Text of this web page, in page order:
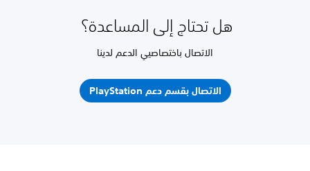
هل تحتاج إلى المساعدة؟
الاتصال باختصاصيي الدعم لدينا
الاتصال بقسم دعم PlayStation